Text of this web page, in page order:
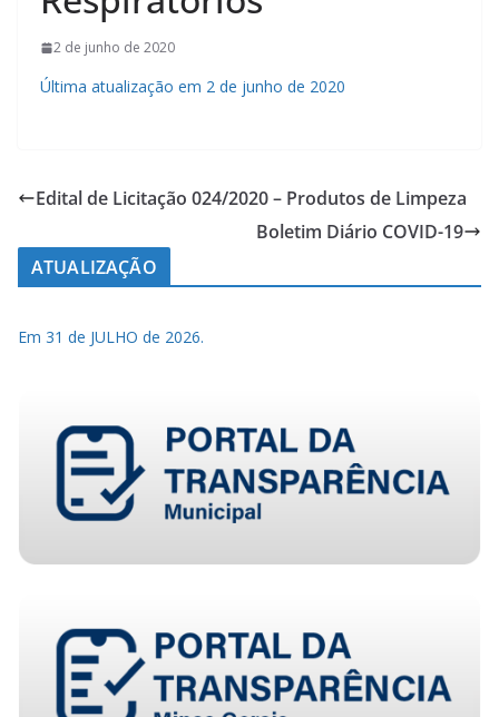
2 de junho de 2020
Última atualização em 2 de junho de 2020
Edital de Licitação 024/2020 – Produtos de Limpeza
Boletim Diário COVID-19
ATUALIZAÇÃO
Em 31 de JULHO de 2026.